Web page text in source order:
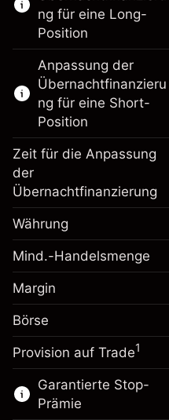
Erfahren Sie mehr
CFDs
Knock-outs
ng für eine Long-
Position
Anpassung der
Gebühren aus
Positionswert
Positionsgröße mit
~HK$5,000.00
Geld aus
Zur Plattform
Anpassung der
Übernachtfinanzieru
ng für eine Short-
Position
Margin. Ihre
Anpassung der
fremdfinanzierten
Positionswert
Positionsgröße mit
~HK$5,000.00
Geld aus
Zeit für die Anpassung
der
Übernachtfinanzierung
Währung
Mind.-Handelsmenge
Margin
Börse
Provision auf Trade1
Garantierte Stop-
Prämie